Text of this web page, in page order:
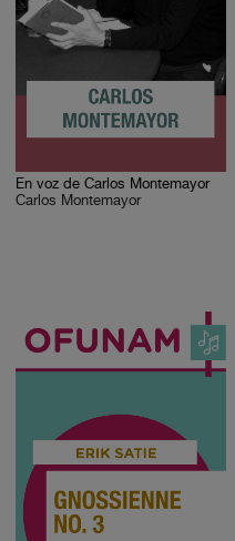
En voz de Carlos Montemayor
Carlos Montemayor